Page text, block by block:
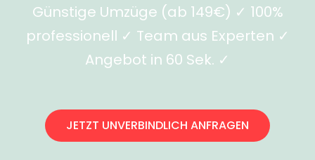
Günstige Umzüge (ab 149€) ✓ 100%
professionell ✓ Team aus Experten ✓
Angebot in 60 Sek. ✓
JETZT UNVERBINDLICH ANFRAGEN